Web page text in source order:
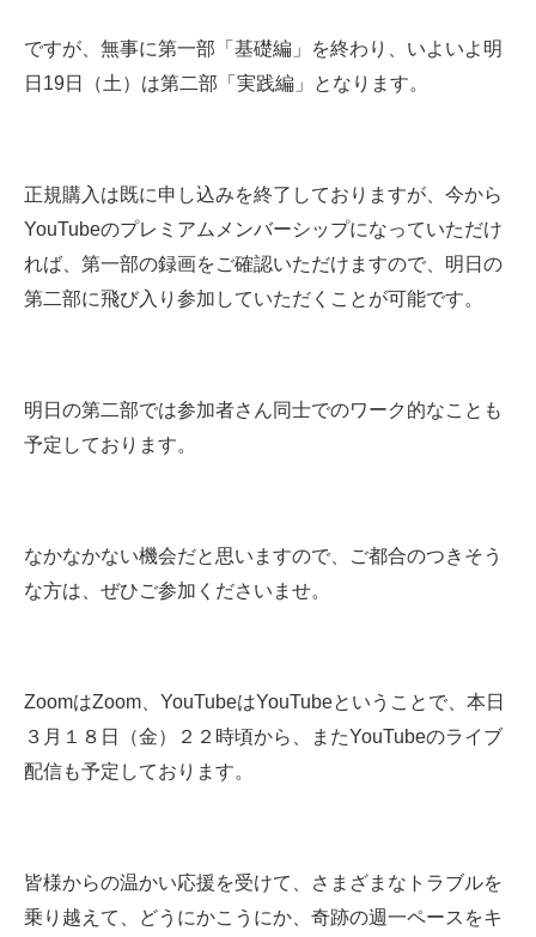
ですが、無事に第一部「基礎編」を終わり、いよいよ明
日19日（土）は第二部「実践編」となります。
正規購入は既に申し込みを終了しておりますが、今から
YouTubeのプレミアムメンバーシップになっていただけ
れば、第一部の録画をご確認いただけますので、明日の
第二部に飛び入り参加していただくことが可能です。
明日の第二部では参加者さん同士でのワーク的なことも
予定しております。
なかなかない機会だと思いますので、ご都合のつきそう
な方は、ぜひご参加くださいませ。
ZoomはZoom、YouTubeはYouTubeということで、本日
３月１８日（金）２２時頃から、またYouTubeのライブ
配信も予定しております。
皆様からの温かい応援を受けて、さまざまなトラブルを
乗り越えて、どうにかこうにか、奇跡の週一ペースをキ